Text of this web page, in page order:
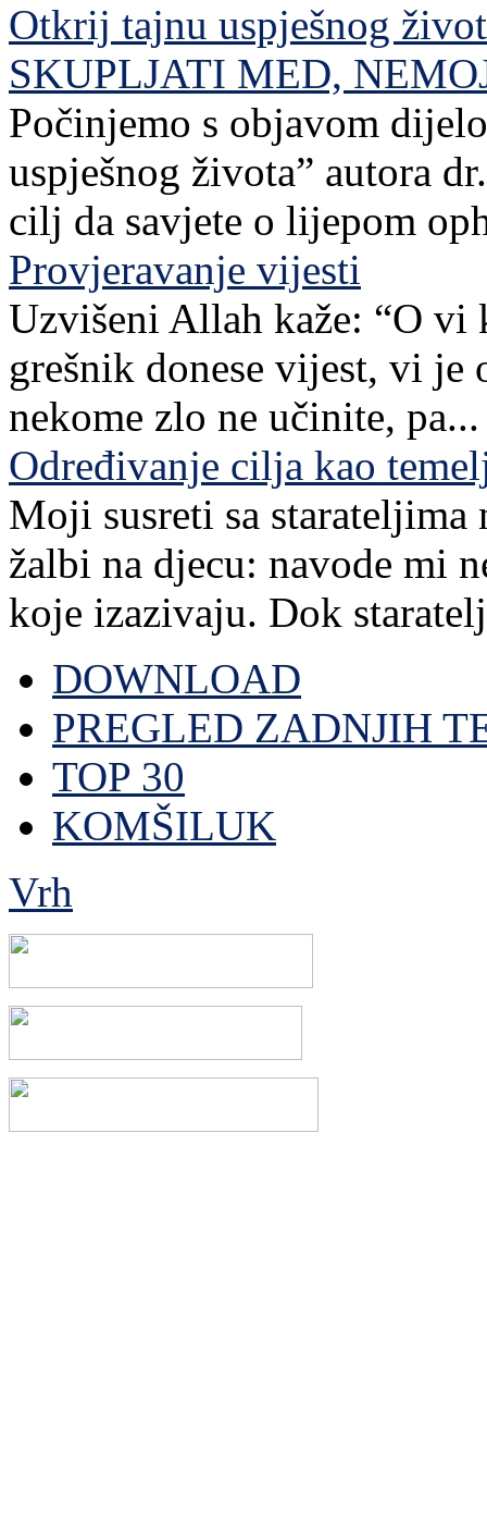
Otkrij tajnu uspješnog
SKUPLJATI MED,
Počinjemo s objavom
uspješnog života” autora
cilj da savjete o lijepom
Provjeravanje vijesti
Uzvišeni Allah kaže: “O
grešnik donese vijest, vi je
nekome zlo ne učinite, pa...
Određivanje cilja kao
Moji susreti sa
žalbi na djecu: navode mi
koje izazivaju. Dok
DOWNLOAD
PREGLED ZADNJIH
TOP 30
KOMŠILUK
Vrh